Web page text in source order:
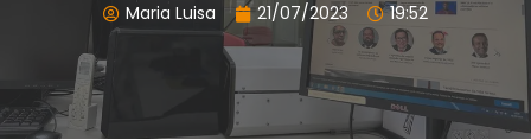
Maria Luisa 21/07/2023 19:52